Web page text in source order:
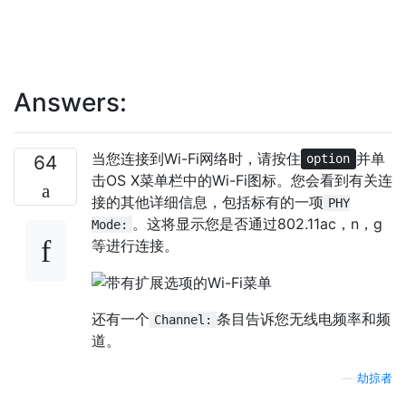
Answers:
64 当您连接到Wi-Fi网络时，请按住 option 并单
击OS X菜单栏中的Wi-Fi图标。您会看到有关连
接的其他详细信息，包括标有的一项 PHY
Mode:
。这将显示您是否通过802.11ac，n，g
等进行连接。
还有一个 Channel: 条目告诉您无线电频率和频
道。
劫掠者